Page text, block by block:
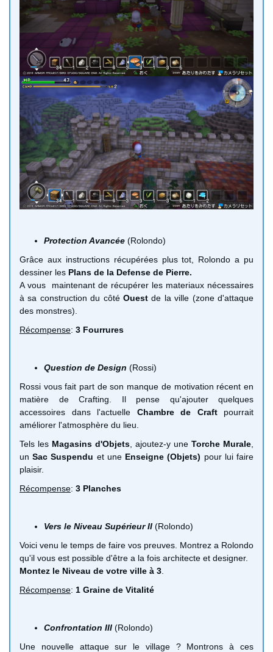
Protection Avancée (Rolondo)
Grâce aux instructions récupérées plus tot, Rolondo a pu
dessiner les Plans de la Defense de Pierre.
A vous
maintenant de récupérer les materiaux nécessaires
à sa construction du côté Ouest de la ville (zone d'attaque
des monstres).
Récompense: 3 Fourrures
Question de Design (Rossi)
Rossi vous fait part de son manque de motivation récent en
matière de Crafting. Il pense qu'ajouter quelques
accessoires dans l'actuelle Chambre de Craftpourrait
améliorer l'atmosphère du lieu.
Tels les Magasins d'Objets , ajoutez-y une Torche Murale
unSac Suspendu et une Enseigne (Objets) pour lui faire
plaisir.
Récompense: 3 Planches
Vers le Niveau Supérieur II (Rolondo)
Voici venu le temps de faire vos preuves. Montrez a Rolondo
qu'il vous est possible d'être a la fois architecte et designer.
Montez le Niveau de votre ville à 3
Récompense: 1 Graine de Vitalité
Confrontation III (Rolondo)
Une nouvelle attaque sur le village ? Montrons à ces